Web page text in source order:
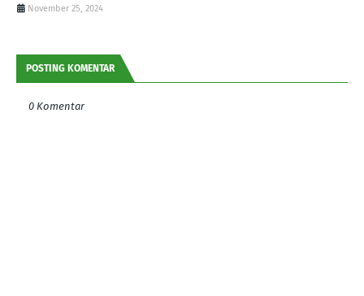
November 25, 2024
POSTING KOMENTAR
0 Komentar